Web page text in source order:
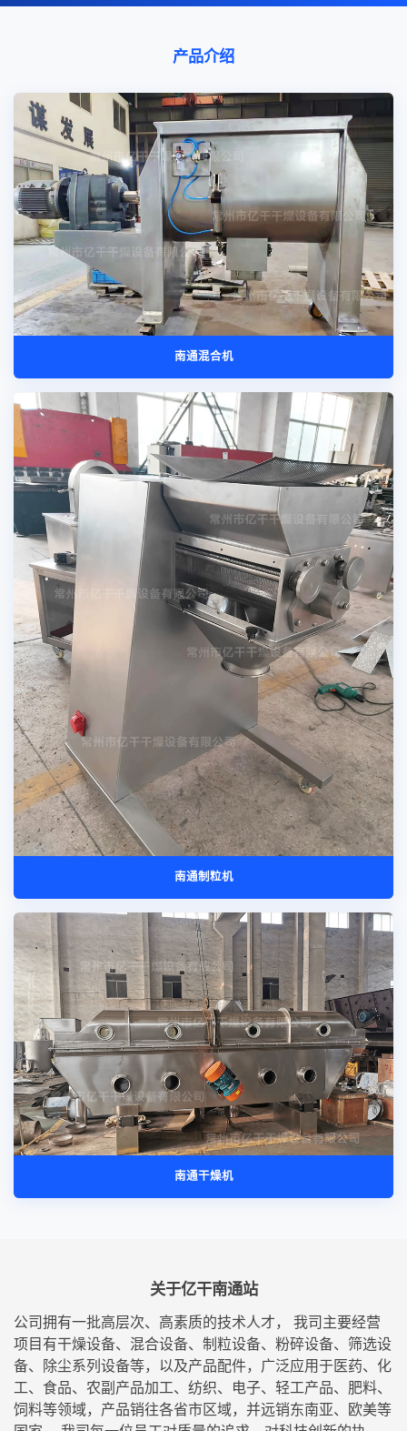
产品介绍
南通混合机
南通制粒机
南通干燥机
关于亿干南通站
公司拥有一批高层次、高素质的技术人才， 我司主要经营
项目有干燥设备、混合设备、制粒设备、粉碎设备、筛选设
备、除尘系列设备等，以及产品配件，广泛应用于医药、化
工、食品、农副产品加工、纺织、电子、轻工产品、肥料、
饲料等领域，产品销往各省市区域，并远销东南亚、欧美等